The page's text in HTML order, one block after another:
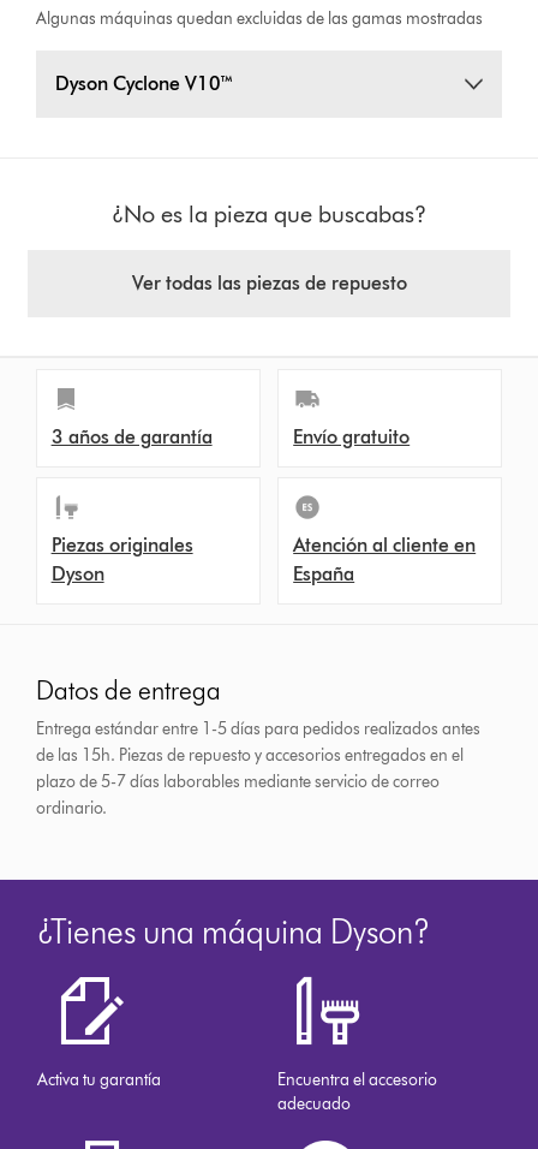
Algunas máquinas quedan excluidas de las gamas mostradas
Dyson Cyclone V10™
¿No es la pieza que buscabas?
Ver todas las piezas de repuesto
3 años de garantía Envío gratuito
Piezas originales
Dyson
Atención al cliente en
España
Datos de entrega
Entrega estándar entre 1-5 días para pedidos realizados antes
de las 15h. Piezas de repuesto y accesorios entregados en el
plazo de 5-7 días laborables mediante servicio de correo
ordinario.
¿Tienes una máquina Dyson?
Activa tu garantía
Encuentra el accesorio
adecuado